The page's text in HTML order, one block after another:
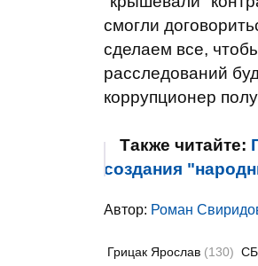
смогли
сделаем все,
расследований
коррупционер
Также читайте:
создания
Автор: Роман
Грицак Ярослав (130)